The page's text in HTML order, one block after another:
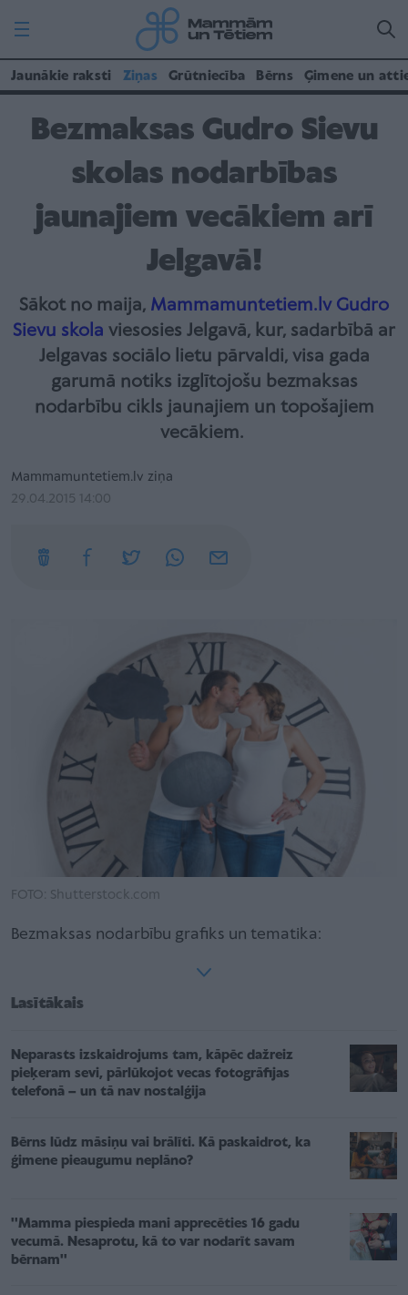
Jaunākie raksti Ziņas Grūtniecība Bērns Ģimene un
Bezmaksas Gudro Sievu
skolas nodarbības
jaunajiem vecākiem arī
Jelgavā!
Sākot no maija, Mammamuntetiem.lv Gudro
Sievu skola viesosies Jelgavā, kur, sadarbībā ar
Jelgavas sociālo lietu pārvaldi, visa gada
garumā notiks izglītojošu bezmaksas
nodarbību cikls jaunajiem un topošajiem
vecākiem.
Mammamuntetiem.lv ziņa
29.04.2015 14:00
FOTO: Shutterstock.com
Bezmaksas nodarbību grafiks un tematika:
Lasītākais
Neparasts izskaidrojums tam, kāpēc dažreiz
pieķeram sevi, pārlūkojot vecas fotogrāfijas
telefonā – un tā nav nostalģija
Bērns lūdz māsiņu vai brālīti. Kā paskaidrot, ka
ģimene pieaugumu neplāno?
''Mamma piespieda mani apprecēties 16 gadu
vecumā. Nesaprotu, kā to var nodarīt savam
bērnam''